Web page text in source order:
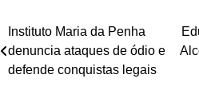
Navegação
de
Instituto Maria da Penha
denuncia ataques de ódio e
defende conquistas legais